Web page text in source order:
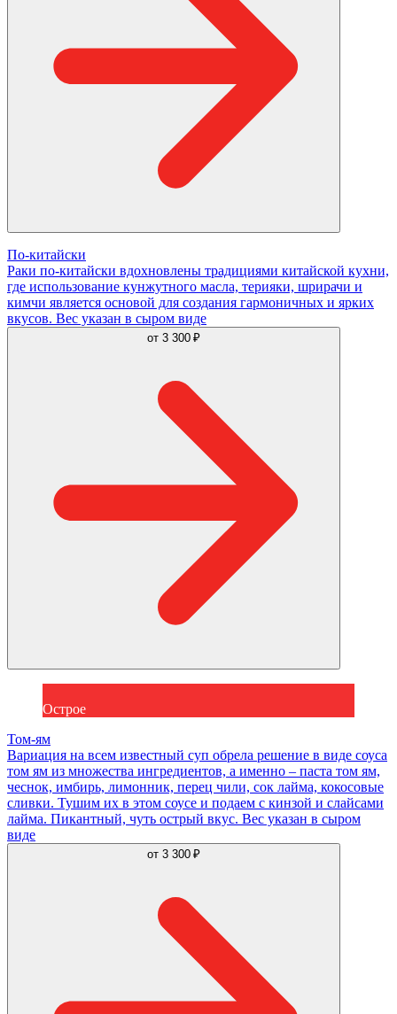
По-китайски
Раки по-китайски вдохновлены традициями китайской кухни,
где использование кунжутного масла, терияки, шрирачи и
кимчи является основой для создания гармоничных и ярких
вкусов. Вес указан в сыром виде
от 3 300 ₽
Острое
Том-ям
Вариация на всем известный суп обрела решение в виде соуса
том ям из множества ингредиентов, а именно – паста том ям,
чеснок, имбирь, лимонник, перец чили, сок лайма, кокосовые
сливки. Тушим их в этом соусе и подаем с кинзой и слайсами
лайма. Пикантный, чуть острый вкус. Вес указан в сыром
виде
от 3 300 ₽